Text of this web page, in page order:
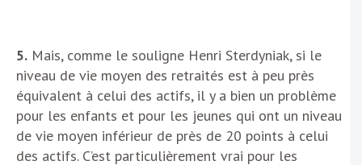
5. Mais, comme le souligne Henri Sterdyniak, si le
niveau de vie moyen des retraités est à peu près
équivalent à celui des actifs, il y a bien un problème
pour les enfants et pour les jeunes qui ont un niveau
de vie moyen inférieur de près de 20 points à celui
des actifs. C’est particulièrement vrai pour les